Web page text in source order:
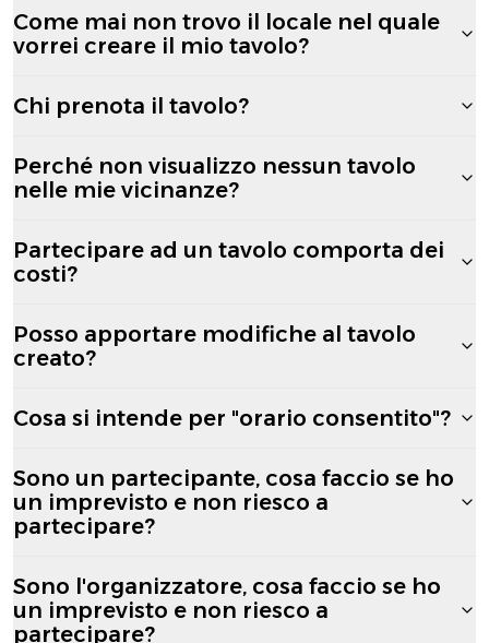
Come mai non trovo il locale nel quale
vorrei creare il mio tavolo?
Chi prenota il tavolo?
Perché non visualizzo nessun tavolo
nelle mie vicinanze?
Partecipare ad un tavolo comporta dei
costi?
Posso apportare modifiche al tavolo
creato?
Cosa si intende per "orario consentito"?
Sono un partecipante, cosa faccio se ho
un imprevisto e non riesco a
partecipare?
Sono l'organizzatore, cosa faccio se ho
un imprevisto e non riesco a
partecipare?